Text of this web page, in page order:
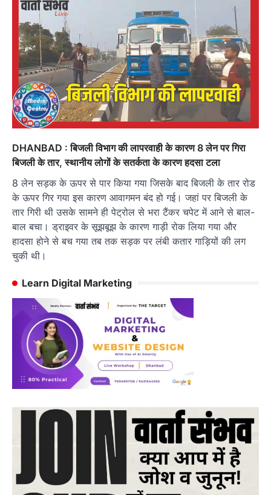
DHANBAD : बिजली विभाग की लापरवाही के कारण 8 लेन पर गिरा
बिजली के तार, स्थानीय लोगों के सतर्कता के कारण हदसा टला
8 लेन सड़क के ऊपर से पार किया गया जिसके बाद बिजली के तार रोड
के ऊपर गिर गया इस कारण आवागमन बंद हो गई। जहां पर बिजली के
तार गिरी थी उसके सामने ही पेट्रोल से भरा टैंकर चपेट में आने से बाल-
बाल बचा। ड्राइवर के सूझबूझ के कारण गाड़ी रोक लिया गया और
हादसा होने से बच गया तब तक सड़क पर लंबी कतार गाड़ियों की लग
चुकी थी।
Learn Digital Marketing